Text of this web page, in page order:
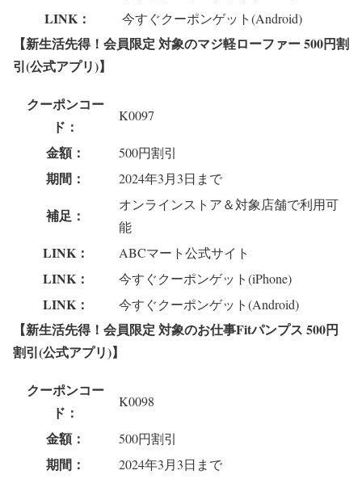
LINK： 今すぐクーポンゲット(Android)
【新生活先得！会員限定 対象のマジ軽ローファー 500円割
引(公式アプリ)】
クーポンコー
ド：
K0097
金額： 500円割引
期間： 2024年3月3日まで
補足：
オンラインストア＆対象店舗で利用可
能
LINK： ABCマート公式サイト
LINK： 今すぐクーポンゲット(iPhone)
LINK： 今すぐクーポンゲット(Android)
【新生活先得！会員限定 対象のお仕事Fitパンプス 500円
割引(公式アプリ)】
クーポンコー
ド：
K0098
金額： 500円割引
期間：
2024年3月3日まで